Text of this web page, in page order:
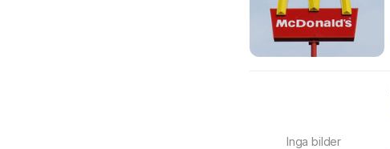
Inga bilder